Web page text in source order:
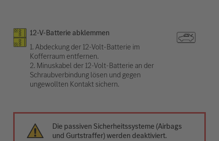
12-V-Batterie abklemmen
1. Abdeckung der 12-Volt-Batterie im
Kofferraum entfernen.
2. Minuskabel der 12-Volt-Batterie an der
Schraubverbindung lösen und gegen
ungewollten Kontakt sichern.
Die passiven Sicherheitssysteme (Airbags
und Gurtstraffer) werden deaktiviert.